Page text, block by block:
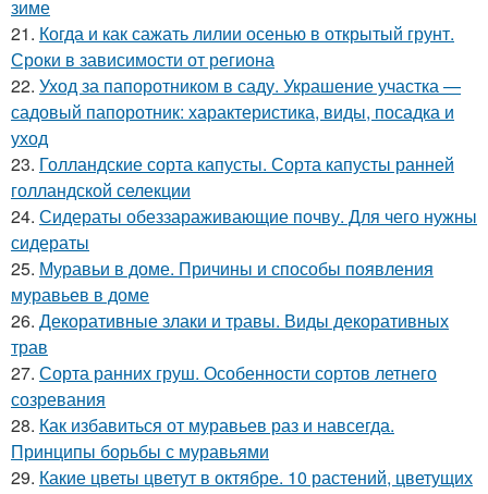
зиме
21. Когда и как сажать лилии осенью в открытый грунт.
Сроки в зависимости от региона
22. Уход за папоротником в саду. Украшение участка —
садовый папоротник: характеристика, виды, посадка и
уход
23. Голландские сорта капусты. Сорта капусты ранней
голландской селекции
24. Сидераты обеззараживающие почву. Для чего нужны
сидераты
25. Муравьи в доме. Причины и способы появления
муравьев в доме
26. Декоративные злаки и травы. Виды декоративных
трав
27. Сорта ранних груш. Особенности сортов летнего
созревания
28. Как избавиться от муравьев раз и навсегда.
Принципы борьбы с муравьями
29. Какие цветы цветут в октябре. 10 растений, цветущих